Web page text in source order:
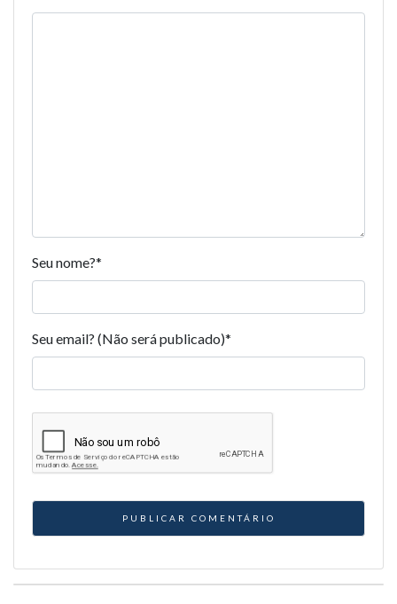
Seu nome?*
Seu email? (Não será publicado)*